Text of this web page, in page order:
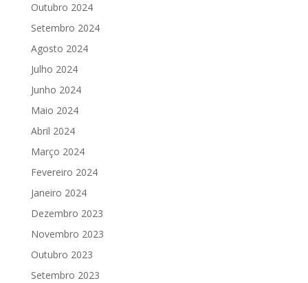
Outubro 2024
Setembro 2024
Agosto 2024
Julho 2024
Junho 2024
Maio 2024
Abril 2024
Março 2024
Fevereiro 2024
Janeiro 2024
Dezembro 2023
Novembro 2023
Outubro 2023
Setembro 2023